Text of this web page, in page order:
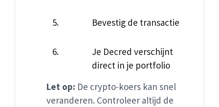
Bevestig de transactie
Je Decred verschijnt
direct in je portfolio
Let op: De crypto-koers kan snel
veranderen. Controleer altijd de